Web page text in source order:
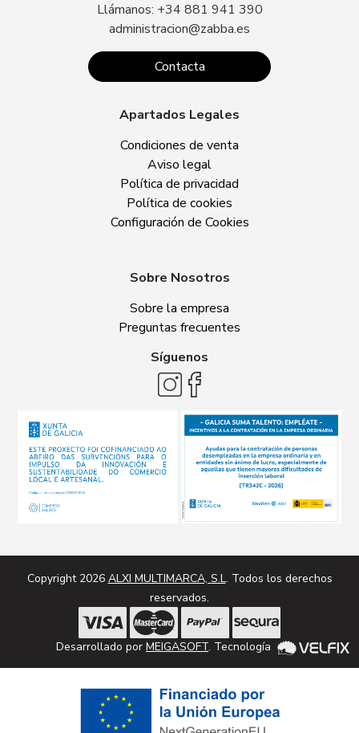
Llámanos: +34 881 941 390
administracion@zabba.es
Contacta
Apartados Legales
Condiciones de venta
Aviso legal
Política de privacidad
Política de cookies
Configuración de Cookies
Sobre Nosotros
Sobre la empresa
Preguntas frecuentes
Síguenos
Copyright 2026 ALXI MULTIMARCA, S.L. Todos los derechos
reservados.
Desarrollado por MEIGASOFT. Tecnología